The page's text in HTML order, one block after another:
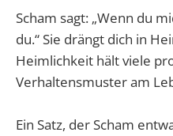
Scham sagt: „Wenn du
du.“ Sie drängt dich in
Heimlichkeit hält viele
Verhaltensmuster am
Ein Satz, der Scham